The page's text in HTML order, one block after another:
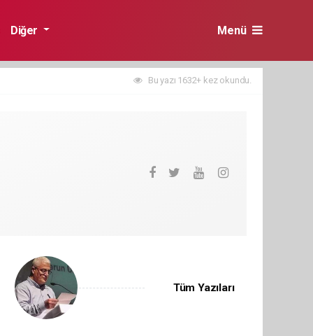
Diğer Menü
Bu yazı 1632+ kez okundu.
Tüm Yazıları